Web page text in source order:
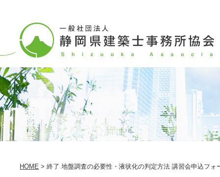
HOME > 終了 地盤調査の必要性・液状化の判定方法 講習会申込フォ